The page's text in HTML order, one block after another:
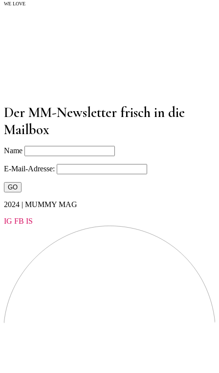
WE LOVE
Der MM-Newsletter frisch in die
Mailbox
Name
E-Mail-Adresse:
2024 | MUMMY MAG
IG FB IS